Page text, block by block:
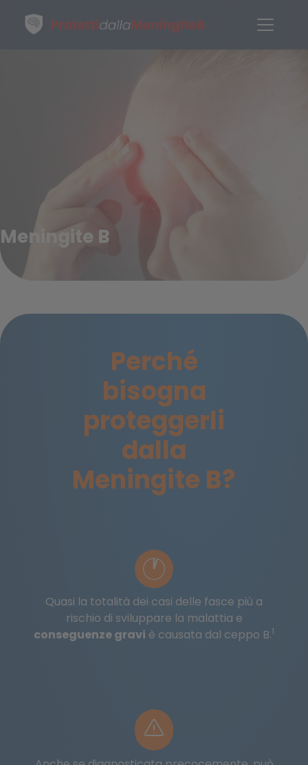
Meningite B
Perché
bisogna
proteggerli
dalla
Meningite B?
Quasi la totalità dei casi delle fasce più a
rischio di sviluppare la malattia e
conseguenze gravi è causata dal ceppo B.1